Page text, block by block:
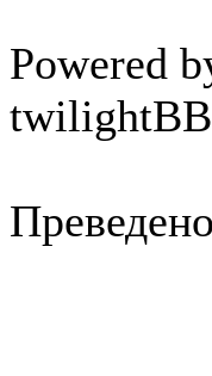
Powered